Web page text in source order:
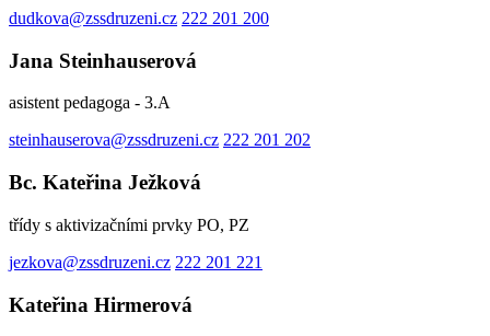
dudkova@zssdruzeni.cz 222 201 200
Jana Steinhauserová
asistent pedagoga - 3.A
steinhauserova@zssdruzeni.cz 222 201 202
Bc. Kateřina Ježková
třídy s aktivizačními prvky PO, PZ
jezkova@zssdruzeni.cz 222 201 221
Kateřina Hirmerová